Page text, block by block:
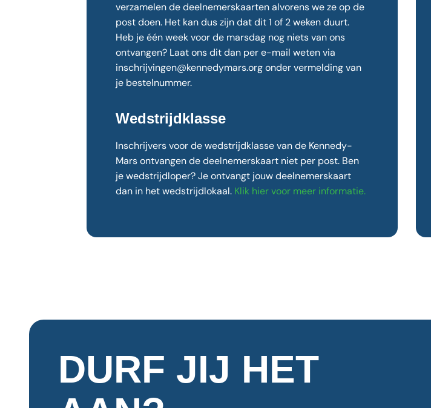
verzamelen de deelnemerskaarten alvorens we ze op de
post doen. Het kan dus zijn dat dit 1 of 2 weken duurt.
Heb je één week voor de marsdag nog niets van ons
ontvangen? Laat ons dit dan per e-mail weten via
inschrijvingen@kennedymars.org onder vermelding van
je bestelnummer.
Wedstrijdklasse
Inschrijvers voor de wedstrijdklasse van de Kennedy-
Mars ontvangen de deelnemerskaart niet per post. Ben
je wedstrijdloper? Je ontvangt jouw deelnemerskaart
dan in het wedstrijdlokaal. Klik hier voor meer informatie.
DURF JIJ HET